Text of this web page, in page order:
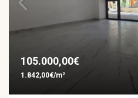
105.000,00€
1.842,00€/m²